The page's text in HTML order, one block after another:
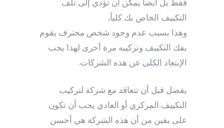
فقط بل أيضاََ يمكن أن تؤدي إلى تلف
التكييف الخاص بك كلياََ،
وهذا بسبب عدم وجود شخص محترف يقوم
بفك التكييف وتركيبه مرة أخرى لهذا يجب
الإبتعاد الكلى عن هذه الشركات.
يفضل قبل أن تتعاقد مع شركة لتركيب
التكييف المركزي أو العادي يجب أن تكون
على يقين من أن هذه الشركة هي أحسن